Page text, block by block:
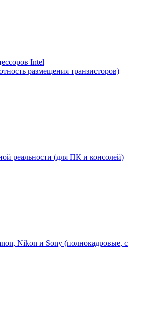
Intel
размещения транзисторов)
реальности (для ПК и консолей)
Nikon и Sony (полнокадровые, с